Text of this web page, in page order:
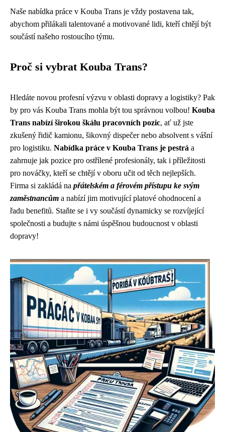
Naše nabídka práce v Kouba Trans je vždy postavena tak,
abychom přilákali talentované a motivované lidi, kteří chtějí být
součástí našeho rostoucího týmu.
Proč si vybrat Kouba Trans?
Hledáte novou profesní výzvu v oblasti dopravy a logistiky? Pak
by pro vás Kouba Trans mohla být tou správnou volbou! Kouba
Trans nabízí širokou škálu pracovních pozic, ať už jste
zkušený řidič kamionu, šikovný dispečer nebo absolvent s vášní
pro logistiku. Nabídka práce v Kouba Trans je pestrá a
zahrnuje jak pozice pro ostřílené profesionály, tak i příležitosti
pro nováčky, kteří se chtějí v oboru učit od těch nejlepších.
Firma si zakládá na přátelském a férovém přístupu ke svým
zaměstnancům a nabízí jim motivující platové ohodnocení a
řadu benefitů. Staňte se i vy součástí dynamicky se rozvíjející
společnosti a budujte s námi úspěšnou budoucnost v oblasti
dopravy!